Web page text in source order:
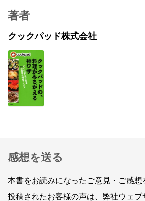
著者
クックパッド株式会社
感想を送る
本書をお読みになったご意見・ご感想
投稿されたお客様の声は、弊社ウェブ